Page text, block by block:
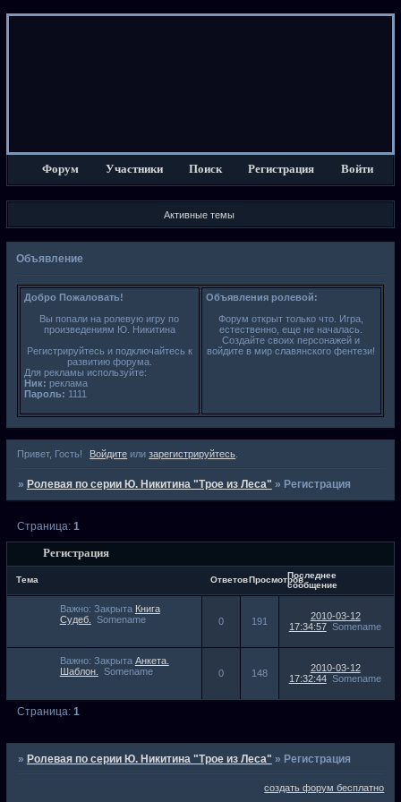
Форум Участники Поиск Регистрация Войти
Активные темы
Объявление
Добро Пожаловать!
Вы попали на ролевую игру по
произведениям Ю. Никитина
Регистрируйтесь и подключайтесь к
развитию форума.
Для рекламы используйте:
Ник: реклама
Пароль: 1111
Объявления ролевой:
Форум открыт только что. Игра,
естественно, еще не началась.
Создайте своих персонажей и
войдите в мир славянского фентези!
Привет, Гость! Войдите илизарегистрируйтесь
» Ролевая по серии Ю. Никитина "Трое из Леса" » Регистрация
Регистрация
Страница: 1
Тема ОтветовПросмотровПоследнее
сообщение
Важно: Закрыта Книга
Судеб.
Somename 0 191
2010-03-12
17:34:57 Somename
Важно: Закрыта Анкета.
Шаблон.
Somename 0 148
2010-03-12
17:32:44 Somename
Страница: 1
» Ролевая по серии Ю. Никитина "Трое из Леса" » Регистрация
создать форум бесплатно